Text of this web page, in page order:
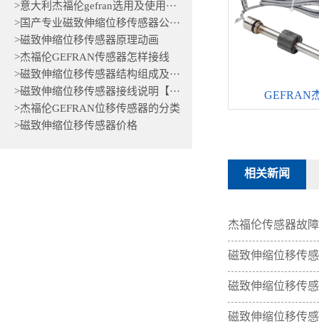
>意大利杰福伦gefran选用及使用···
>国产专业磁致伸缩位移传感器公···
>磁致伸缩位移传感器原理动画
>杰福伦GEFRAN传感器怎样接线
>磁致伸缩位移传感器结构组成及···
>磁致伸缩位移传感器接线说明【···
>杰福伦GEFRAN位移传感器的分类
>磁致伸缩位移传感器价格
GEFRAN
相关新闻
杰福伦传感器故
磁致伸缩位移传
磁致伸缩位移传
磁致伸缩位移传